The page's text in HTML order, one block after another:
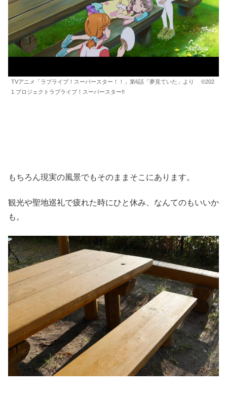
TVアニメ「ラブライブ！スーパースター！！」第6話「夢見ていた」より ©202
1 プロジェクトラブライブ！スーパースター!!
もちろん現実の風景でもそのままそこにあります。
観光や聖地巡礼で疲れた時にひと休み、なんてのもいいか
も。